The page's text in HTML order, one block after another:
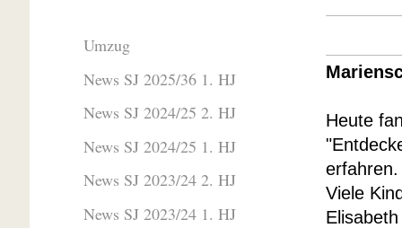
Heute
Viele
Umzug
News SJ 2025/36 1. HJ
News SJ 2024/25 2. HJ
News SJ 2024/25 1. HJ
News SJ 2023/24 2. HJ
News SJ 2023/24 1. HJ